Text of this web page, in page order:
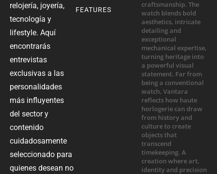
relojería, joyería,
tecnología y
lifestyle. Aquí
encontrarás
entrevistas
exclusivas a las
personalidades
más influyentes
del sector y
contenido
cuidadosamente
seleccionado para
quienes desean no
FEATURES